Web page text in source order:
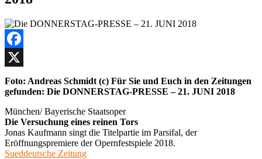
Facebook
X
Foto: Andreas Schmidt (c) Für Sie und Euch in den Zeitungen
gefunden: Die DONNERSTAG-PRESSE – 21. JUNI 2018
München/ Bayerische Staatsoper
Die Versuchung eines reinen Tors
Jonas Kaufmann singt die Titelpartie im Parsifal, der
Eröffnungspremiere der Opernfestspiele 2018.
Sueddeutsche Zeitung